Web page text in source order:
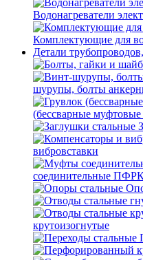
Водонагреватели
Комплектующие для
Детали
шурупы, болты
(бессварные
вибровставки
соединительные
крутоизогнутые